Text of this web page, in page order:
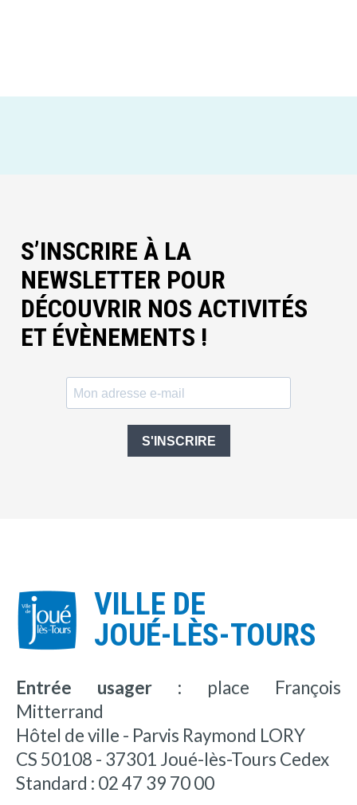
S’INSCRIRE À LA
NEWSLETTER POUR
DÉCOUVRIR NOS ACTIVITÉS
ET ÉVÈNEMENTS !
S'INSCRIRE
VILLE DE
JOUÉ-LÈS-TOURS
Entrée usager : place François
Mitterrand
Hôtel de ville - Parvis Raymond LORY
CS 50108 - 37301 Joué-lès-Tours Cedex
Standard : 02 47 39 70 00